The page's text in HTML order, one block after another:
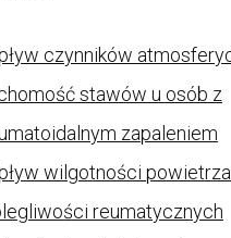
czynników
stawów u osób z
zapaleniem
wilgotności
reumatycznych